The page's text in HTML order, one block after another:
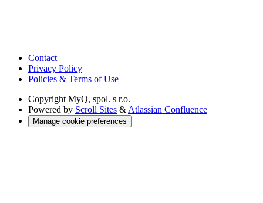
Contact
Privacy Policy
Policies & Terms of Use
Copyright MyQ, spol. s r.o.
Powered by Scroll Sites & Atlassian Confluence
Manage cookie preferences